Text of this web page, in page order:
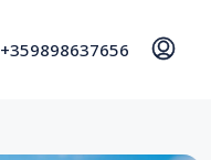
+359898637656